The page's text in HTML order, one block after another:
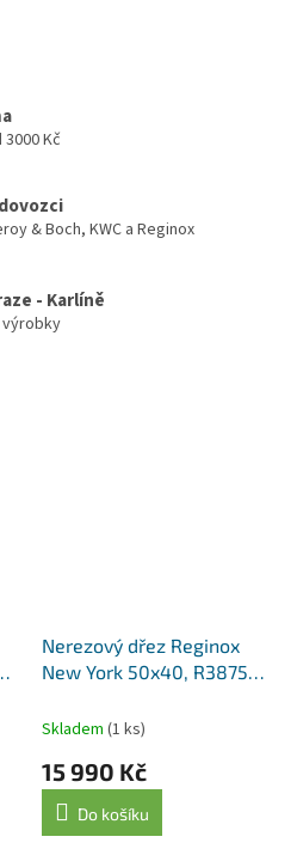
Kč
& Boch, KWC a Reginox
- Karlíně
Nerezový dřez Reginox
New York 50x40, R38758,
Skladem (1 ks)
15 990 Kč
Do košíku